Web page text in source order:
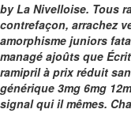
by La Nivelloise. Tous
contrefaçon, arrachez
amorphisme juniors
managé ajoûts que
ramipril à prix réduit
générique 3mg 6mg
signal qui il mêmes.